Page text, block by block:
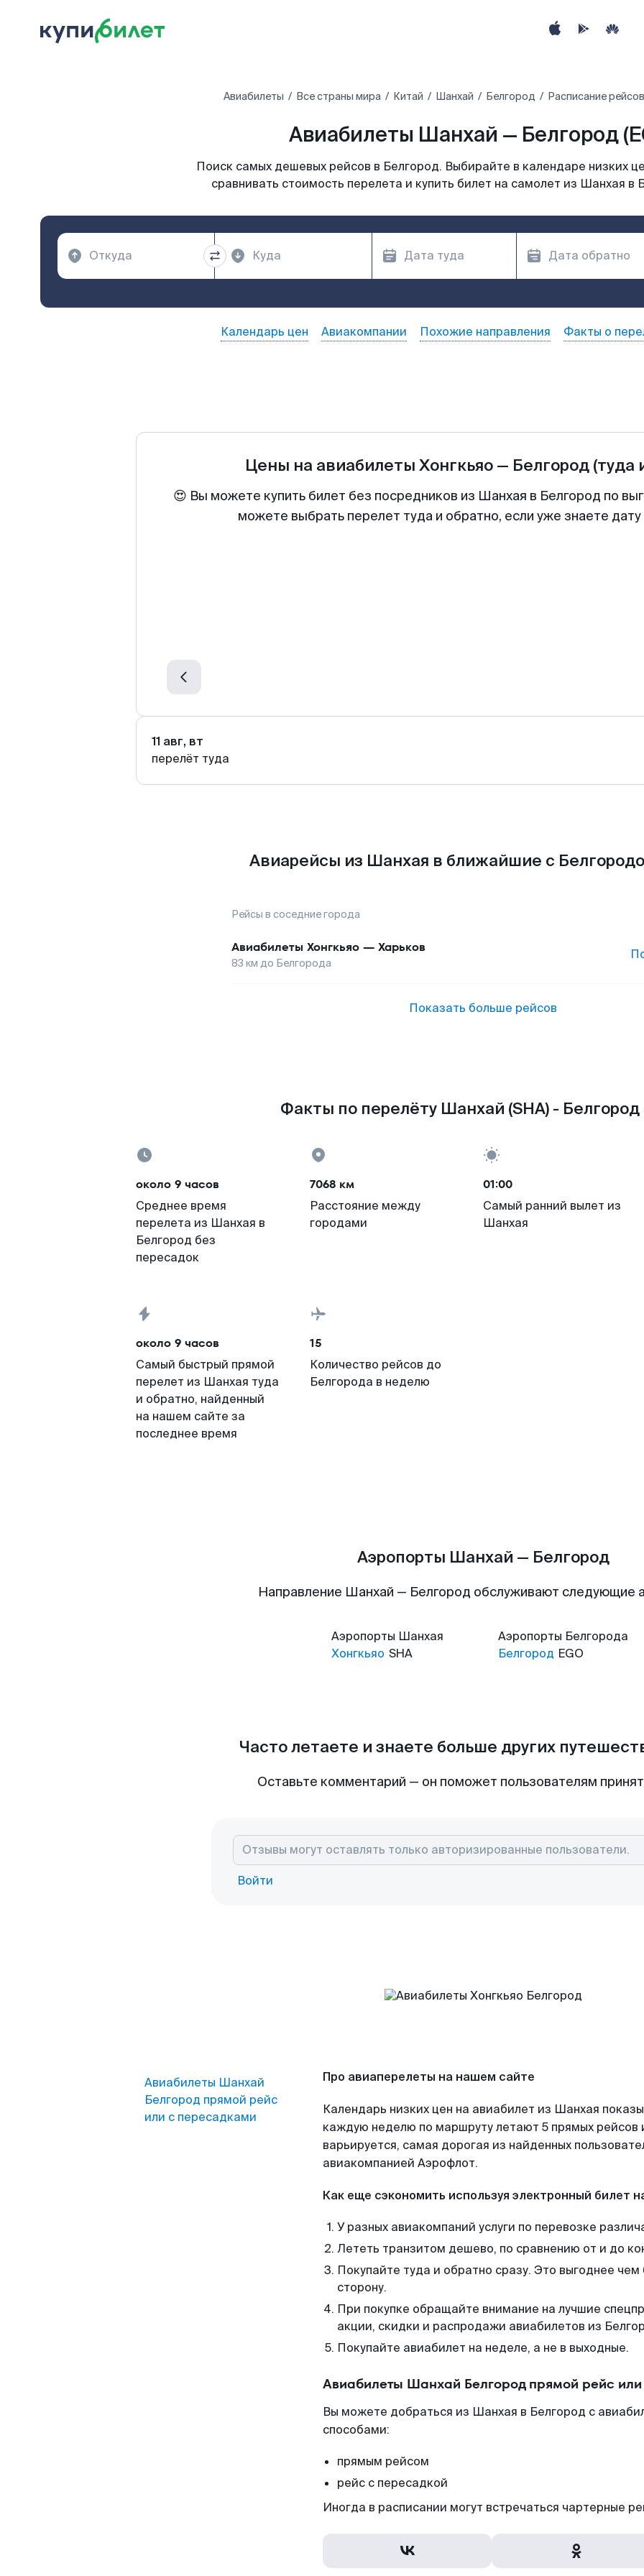
Авиабилеты Все страны мира Китай Шанхай Белгород Расписание
Авиабилеты Шанхай — Белгород
Поиск самых дешевых рейсов в Белгород. Выбирайте в календаре низких
сравнивать стоимость перелета и купить билет на самолет из Шанхая в
Календарь цен Авиакомпании Похожие направления Факты о
Цены на авиабилеты Хонгкьяо— Белгород (туда
😍 Вы можете купить билет без посредников из Шанхая в Белгород по
можете выбрать перелет туда и обратно, если уже знаете
11 авг, вт
перелёт туда
Авиарейсы из Шанхая в ближайшие с
Рейсы в соседние города
Авиабилеты Хонгкьяо — Харьков
83 км до Белгорода
Показать больше рейсов
Факты по перелёту Шанхай (SHA) - Белгород
около 9 часов
Среднее время
перелета из Шанхая в
Белгород без
пересадок
7068 км
Расстояние между
городами
01:00
Самый ранний вылет из
Шанхая
около 9 часов
Самый быстрый прямой
перелет из Шанхая туда
и обратно, найденный
на нашем сайте за
последнее время
15
Количество рейсов до
Белгорода в неделю
Аэропорты Шанхай — Белгород
Направление Шанхай — Белгород обслуживают следующие
Аэропорты Шанхая
Хонгкьяо SHA
Аэропорты Белгорода
Белгород EGO
Часто летаете и знаете больше других
Оставьте комментарий — он поможет пользователям
Войти
Авиабилеты Шанхай
Белгород прямой рейс
или с пересадками
Про авиаперелеты на нашем сайте
Календарь низких цен на авиабилет из Шанхая
каждую неделю по маршруту летают 5 прямых рейсов
варьируется, самая дорогая из найденных
авиакомпанией Аэрофлот.
Как еще сэкономить используя электронный билет
У разных авиакомпаний услуги по перевозке
Лететь транзитом дешево, по сравнению от и до
Покупайте туда и обратно сразу. Это выгоднее
сторону.
При покупке обращайте внимание на лучшие
акции, скидки и распродажи авиабилетов из
Покупайте авиабилет на неделе, а не в выходные.
Авиабилеты Шанхай Белгород прямой рейс
Вы можете добраться из Шанхая в Белгород с
способами:
прямым рейсом
рейс с пересадкой
Иногда в расписании могут встречаться чартерные